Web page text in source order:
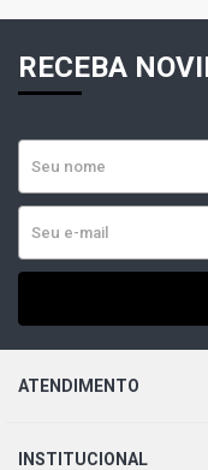
RECEBA
ATENDIMENTO
INSTITUCIONAL